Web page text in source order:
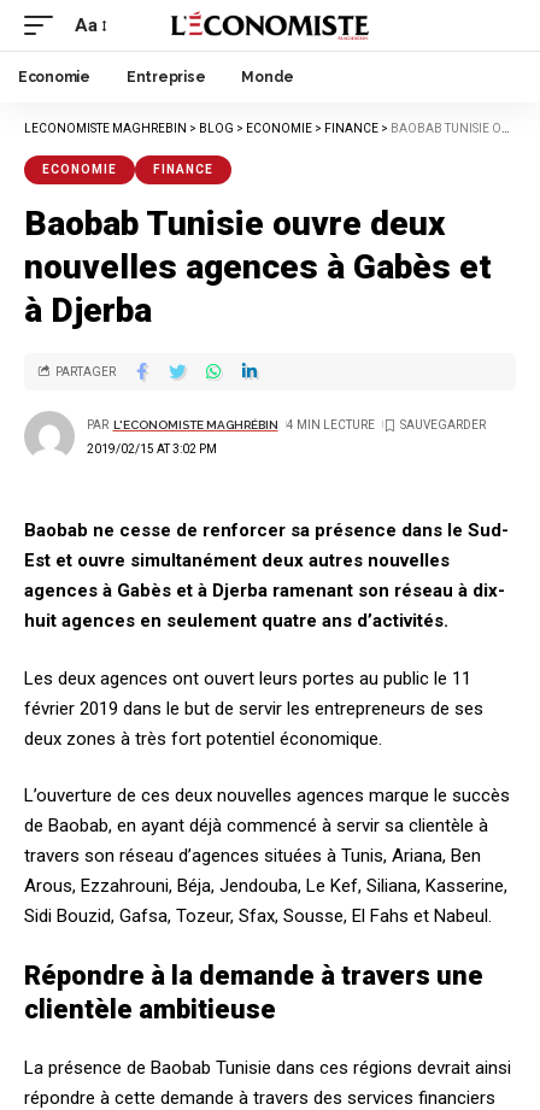
Aa
Economie Entreprise Monde
LECONOMISTE MAGHREBIN > BLOG > ECONOMIE > FINANCE > BAOBAB TUNISIE OUVRE DEUX NOUVELLES AGENCES À GABÈS ET À DJERBA
ECONOMIE FINANCE
Baobab Tunisie ouvre deux
nouvelles agences à Gabès et
à Djerba
2019/02/15 AT 3:02 PM
PAR L'ECONOMISTE MAGHRÉBIN 4 MIN LECTURE
PARTAGER
Baobab ne cesse de renforcer sa présence dans le Sud-
Est et ouvre simultanément deux autres nouvelles
agences à Gabès et à Djerba ramenant son réseau à dix-
huit agences en seulement quatre ans d’activités.
Les deux agences ont ouvert leurs portes au public le 11
février 2019 dans le but de servir les entrepreneurs de ses
deux zones à très fort potentiel économique.
L’ouverture de ces deux nouvelles agences marque le succès
de Baobab, en ayant déjà commencé à servir sa clientèle à
travers son réseau d’agences situées à Tunis, Ariana, Ben
Arous, Ezzahrouni, Béja, Jendouba, Le Kef, Siliana, Kasserine,
Sidi Bouzid, Gafsa, Tozeur, Sfax, Sousse, El Fahs et Nabeul.
Répondre à la demande à travers une
clientèle ambitieuse
La présence de Baobab Tunisie dans ces régions devrait ainsi
répondre à cette demande à travers des services financiers